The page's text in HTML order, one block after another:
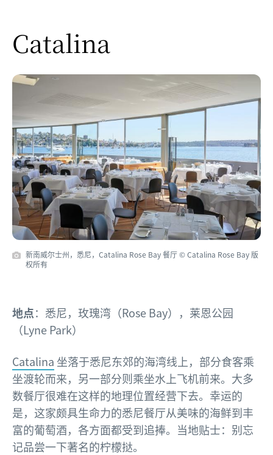
Catalina
新南威尔士州，悉尼，Catalina Rose Bay 餐厅 © Catalina Rose Bay 版
权所有
地点：悉尼，玫瑰湾（Rose Bay），莱恩公园
（Lyne Park）
Catalina 坐落于悉尼东郊的海湾线上，部分食客乘
坐渡轮而来，另一部分则乘坐水上飞机前来。大多
数餐厅很难在这样的地理位置经营下去。幸运的
是，这家颇具生命力的悉尼餐厅从美味的海鲜到丰
富的葡萄酒，各方面都受到追捧。当地贴士：别忘
记品尝一下著名的柠檬挞。